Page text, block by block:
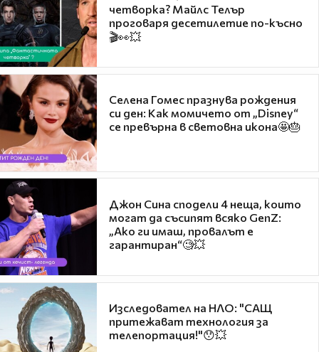
четворка? Майлс Телър
проговаря десетилетие по-късно
🎬👀💥
Селена Гомес празнува рождения
си ден: Как момичето от „Disney“
се превърна в световна икона🤩🎂
Джон Сина сподели 4 неща, които
могат да съсипят всяко GenZ:
„Ако ги имаш, провалът е
гарантиран“🧐💥
Изследовател на НЛО: "САЩ
притежават технология за
телепортация!"😯💥